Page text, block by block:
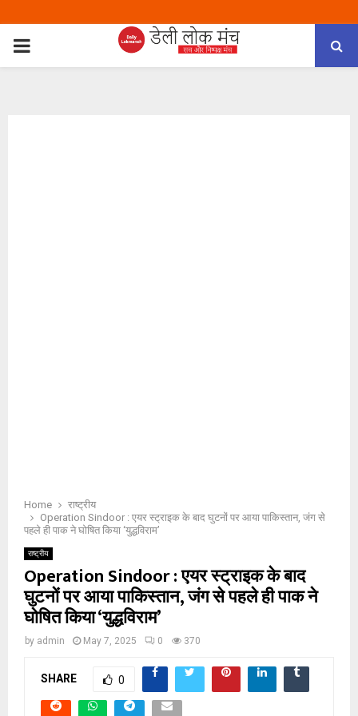
PRIMARY
Home
राष्ट्रीय
Operation Sindoor : एयर स्ट्राइक के बाद घुटनों पर आया पाकिस्तान, जंग से
पहले ही पाक ने घोषित किया ‘युद्धविराम’
राष्ट्रीय
Operation Sindoor : एयर स्ट्राइक के बाद
घुटनों पर आया पाकिस्तान, जंग से पहले ही पाक ने
घोषित किया ‘युद्धविराम’
by admin May 7, 2025 0 370
SHARE 0